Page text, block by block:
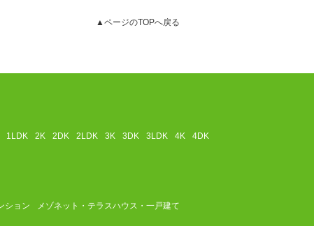
▲ページのTOPへ戻る
1LDK 2K 2DK 2LDK 3K 3DK 3LDK 4K
4DK
ション メゾネット・テラスハウス・一戸建て